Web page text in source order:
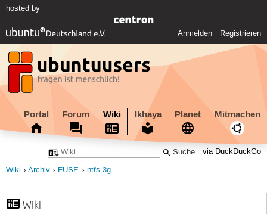
hosted by
Anmelden Registrieren
Portal Forum Wiki Ikhaya Planet Mitmachen
via DuckDuckGo
Wiki Archiv FUSE ntfs-3g
Wiki